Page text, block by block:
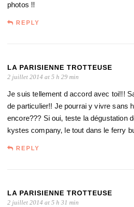
photos !!
REPLY
LA PARISIENNE TROTTEUSE
2 juillet 2014 at 5 h 29 min
Je suis tellement d accord avec toi!!!
de particulier!! Je pourrai y vivre sans
encore??? Si oui, teste la dégustation
kystes company, le tout dans le ferry
REPLY
LA PARISIENNE TROTTEUSE
2 juillet 2014 at 5 h 31 min